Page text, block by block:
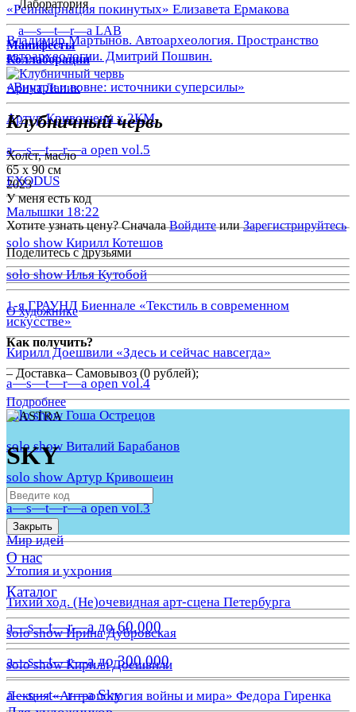
«Реинкарнация покинутых» Елизавета Ермакова
Владимир Мартынов. Автоархеология. Пространство
автоархеологии. Дмитрий Пошвин.
«Внутри и вовне: источники суперсилы»
Артур Кривошеин х 2КМ
a—s—t—r—a open vol.5
EXODUS
Малышки 18:22
solo show Кирилл Котешов
solo show Илья Кутобой
1-я ГРАУНД Биеннале «Текстиль в современном
искусстве»
Кирилл Доешвили «Здесь и сейчас навсегда»
a—s—t—r—a open vol.4
solo show Гоша Острецов
solo show Виталий Барабанов
solo show Артур Кривошеин
a—s—t—r—a open vol.3
Мир идей
Утопия и ухрония
Тихий ход. (Не)очевидная арт-сцена Петербурга
solo show Ирина Дубровская
solo show Кирилл Доешвили
Лекция «Антропология войны и мира» Федора Гиренка
Лаборатория
a—s—t—r—a LAB
Манифесты
Коллаборации
Арина Лапик
Клубничный червь
Холст, масло
65 х 90 см
2023
У меня есть код
Хотите узнать цену? СначалаВойдитеилиЗарегистрируйтесь
Поделитесь с друзьями
О художнике
Как получить?
– Доставка– Самовывоз (0 рублей);
Подробнее
SKY
Закрыть
О нас
Каталог
a—s—t—r—a до 60.000
a—s—t—r—a до 300.000
a—s—t—r—a Sky